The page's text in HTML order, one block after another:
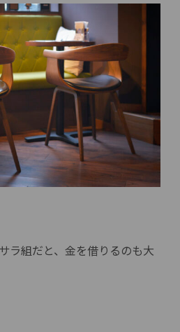
ラ組だと、金を借りるのも大